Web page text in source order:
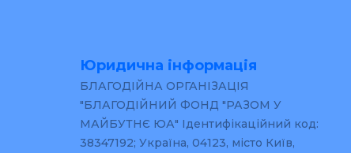
Юридична інформація
БЛАГОДІЙНА ОРГАНІЗАЦІЯ
"БЛАГОДІЙНИЙ ФОНД "РАЗОМ У
МАЙБУТНЄ ЮА" Ідентифікаційний код:
38347192; Україна, 04123, місто Київ,